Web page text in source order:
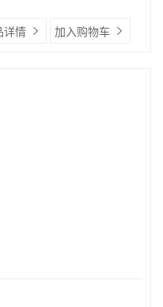
详情 加入购物车